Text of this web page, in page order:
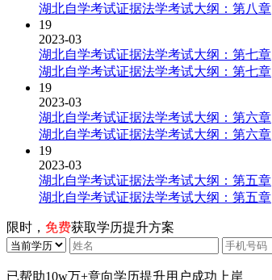
湖北自学考试证据法学考试大纲：第八章
19
2023-03
湖北自学考试证据法学考试大纲：第七章
湖北自学考试证据法学考试大纲：第七章
19
2023-03
湖北自学考试证据法学考试大纲：第六章
湖北自学考试证据法学考试大纲：第六章
19
2023-03
湖北自学考试证据法学考试大纲：第五章
湖北自学考试证据法学考试大纲：第五章
限时， 免费获取学历提升方案
已帮助10w万+意向学历提升用户成功上岸